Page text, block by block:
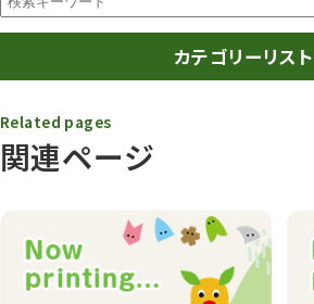
カテゴリーリスト
動物園
動物園その他
植物園
関連ページ
Related pages